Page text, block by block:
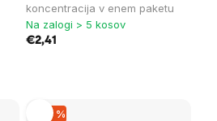
koncentracija v enem paketu
Na zalogi > 5 kosov
€2,41
–24 %